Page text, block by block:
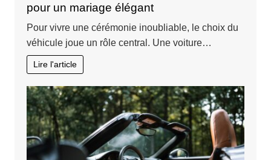
pour un mariage élégant
Pour vivre une cérémonie inoubliable, le choix du
véhicule joue un rôle central. Une voiture…
Lire l'article